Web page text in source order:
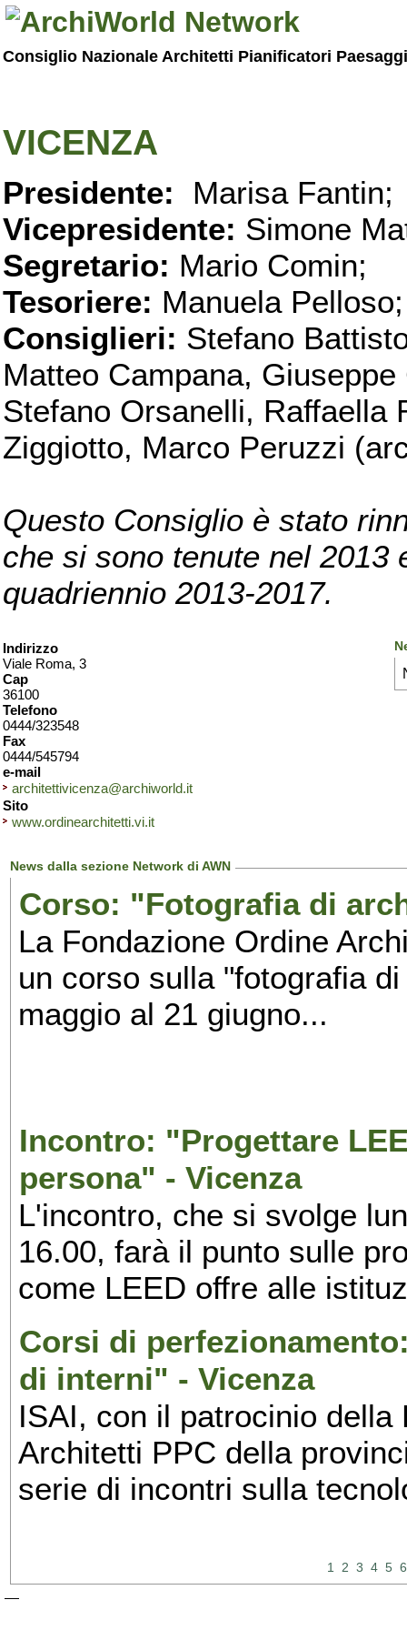
Consiglio Nazionale Architetti Pianificatori
VICENZA
Presidente:
Marisa Fantin;
Vicepresidente: Simone
Segretario: Mario Comin;
Tesoriere: Manuela Pelloso;
Consiglieri: Stefano
Matteo Campana,
Stefano Orsanelli, Raffaella
Ziggiotto, Marco Peruzzi
Questo Consiglio è stato
che si sono tenute nel 2013
quadriennio 2013-2017.
Indirizzo
Viale Roma, 3
Cap
36100
Telefono
0444/323548
Fax
0444/545794
e-mail
architettivicenza@archiworld.it
Sito
www.ordinearchitetti.vi.it
News dalla sezione Network di AWN
Corso: "Fotografia di
La Fondazione Ordine
un corso sulla "fotografia
maggio al 21 giugno...
Incontro: "Progettare
persona" - Vicenza
L'incontro, che si svolge
16.00, farà il punto sulle
come LEED offre alle
Corsi di
di interni" - Vicenza
ISAI, con il patrocinio
Architetti PPC della
serie di incontri sulla
1 2 3 4 5 6